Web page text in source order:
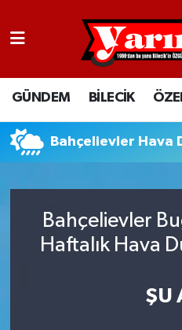
GÜNDEM BİLECİK
Bahçelievler Hava
Bahçelievler
Haftalık Hava
ŞU
GÜNDEM
BİLECİK
ÖZEL HABER
RESMİ İLANLAR
Bilecik Nöbetçi
Bilecik Hava Durumu
Bilecik Namaz
Süper Lig Puan
Son Dakika Haberleri